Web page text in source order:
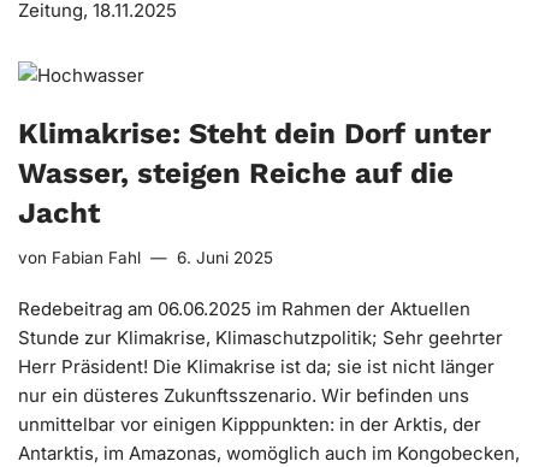
Zeitung, 18.11.2025
Klimakrise: Steht dein Dorf unter
Wasser, steigen Reiche auf die
Jacht
von Fabian Fahl 6. Juni 2025
Redebeitrag am 06.06.2025 im Rahmen der Aktuellen
Stunde zur Klimakrise, Klimaschutzpolitik; Sehr geehrter
Herr Präsident! Die Klimakrise ist da; sie ist nicht länger
nur ein düsteres Zukunftsszenario. Wir befinden uns
unmittelbar vor einigen Kipppunkten: in der Arktis, der
Antarktis, im Amazonas, womöglich auch im Kongobecken,